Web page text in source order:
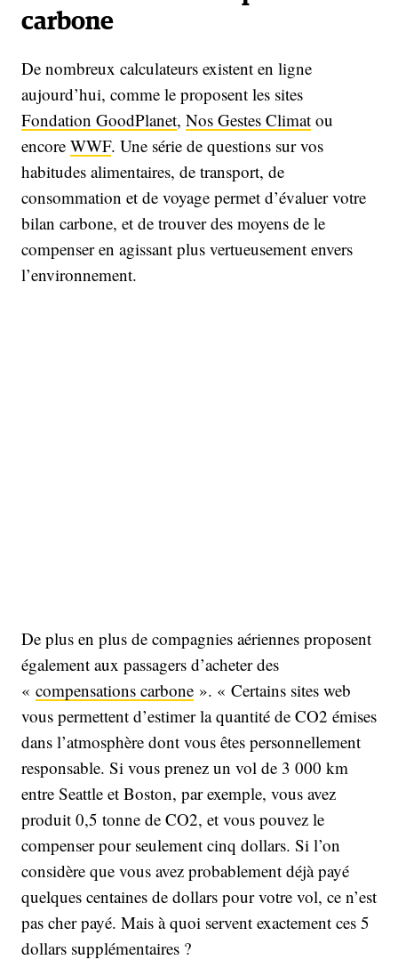
carbone
De nombreux calculateurs existent en ligne
aujourd’hui, comme le proposent les sites
Fondation GoodPlanet, Nos Gestes Climat ou
encore WWF. Une série de questions sur vos
habitudes alimentaires, de transport, de
consommation et de voyage permet d’évaluer votre
bilan carbone, et de trouver des moyens de le
compenser en agissant plus vertueusement envers
l’environnement.
De plus en plus de compagnies aériennes proposent
également aux passagers d’acheter des
« compensations carbone ». « Certains sites web
vous permettent d’estimer la quantité de CO2 émises
dans l’atmosphère dont vous êtes personnellement
responsable. Si vous prenez un vol de 3 000 km
entre Seattle et Boston, par exemple, vous avez
produit 0,5 tonne de CO2, et vous pouvez le
compenser pour seulement cinq dollars. Si l’on
considère que vous avez probablement déjà payé
quelques centaines de dollars pour votre vol, ce n’est
pas cher payé. Mais à quoi servent exactement ces 5
dollars supplémentaires ?